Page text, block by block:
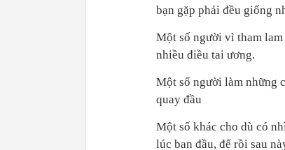
bạn gặp phải đều giống
Một số người vì tham
nhiều điều tai ương.
Một số người làm những
quay đầu
Một số khác cho dù có
lúc ban đầu, để rồi sau